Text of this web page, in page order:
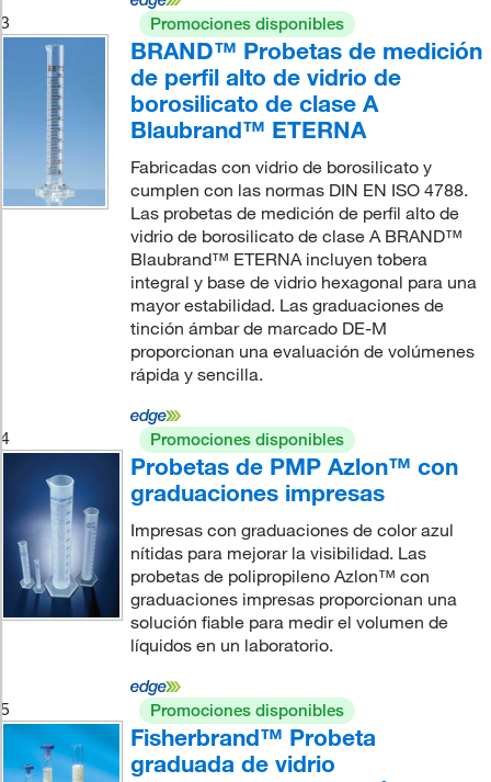
3 Promociones disponibles
BRAND™ Probetas de medición
de perfil alto de vidrio de
borosilicato de clase A
Blaubrand™ ETERNA
Fabricadas con vidrio de borosilicato y
cumplen con las normas DIN EN ISO 4788.
Las probetas de medición de perfil alto de
vidrio de borosilicato de clase A BRAND™
Blaubrand™ ETERNA incluyen tobera
integral y base de vidrio hexagonal para una
mayor estabilidad. Las graduaciones de
tinción ámbar de marcado DE-M
proporcionan una evaluación de volúmenes
rápida y sencilla.
4 Promociones disponibles
Probetas de PMP Azlon™ con
graduaciones impresas
Impresas con graduaciones de color azul
nítidas para mejorar la visibilidad. Las
probetas de polipropileno Azlon™ con
graduaciones impresas proporcionan una
solución fiable para medir el volumen de
líquidos en un laboratorio.
5 Promociones disponibles
Fisherbrand™ Probeta
graduada de vidrio